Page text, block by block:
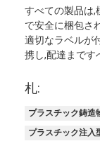
シリコーン
ダイ カスト
すべての製品は,
で安全に梱包さ
適切なラベルが
携し,配達まです
札:
プラスチック鋳造
プラスチック注入